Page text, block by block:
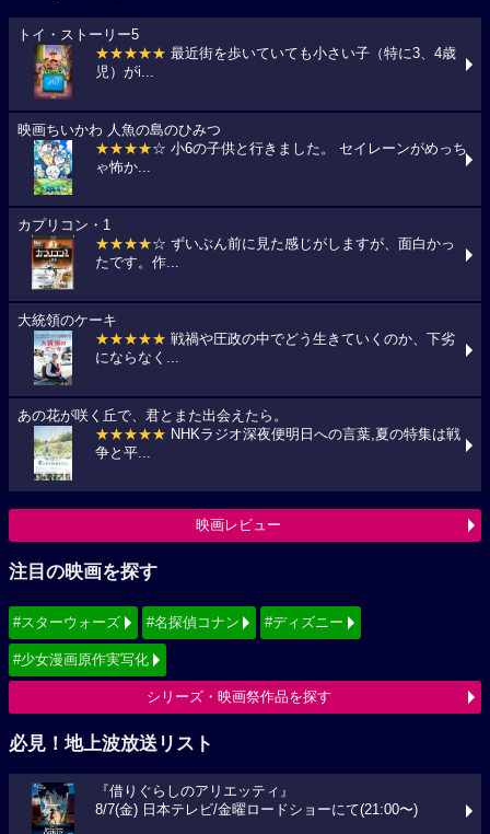
トイ・ストーリー5
★★★★★ 最近街を歩いていても小さい子（特に3、4歳
児）がi...
映画ちいかわ 人魚の島のひみつ
★★★★☆ 小6の子供と行きました。 セイレーンがめっち
ゃ怖か...
カプリコン・1
★★★★☆ ずいぶん前に見た感じがしますが、面白かっ
たです。作...
大統領のケーキ
★★★★★ 戦禍や圧政の中でどう生きていくのか、下劣
にならなく...
あの花が咲く丘で、君とまた出会えたら。
★★★★★ NHKラジオ深夜便明日への言葉,夏の特集は戦
争と平...
映画レビュー
注目の映画を探す
#スターウォーズ #名探偵コナン #ディズニー
#少女漫画原作実写化
シリーズ・映画祭作品を探す
必見！地上波放送リスト
『借りぐらしのアリエッティ』
8/7(金) 日本テレビ/金曜ロードショーにて(21:00〜)